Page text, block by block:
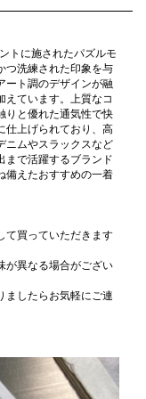
トに施されたパズルモ
つ洗練された印象を与
ート調のデザインが融
えています。上質なコ
りと優れた通気性で快
仕上げられており、高
ニムやスラックスなど
まで活躍するブランド
備えたおすすめの一着
て買っていただきます
が異なる場合がござい
ましたらお気軽にご連